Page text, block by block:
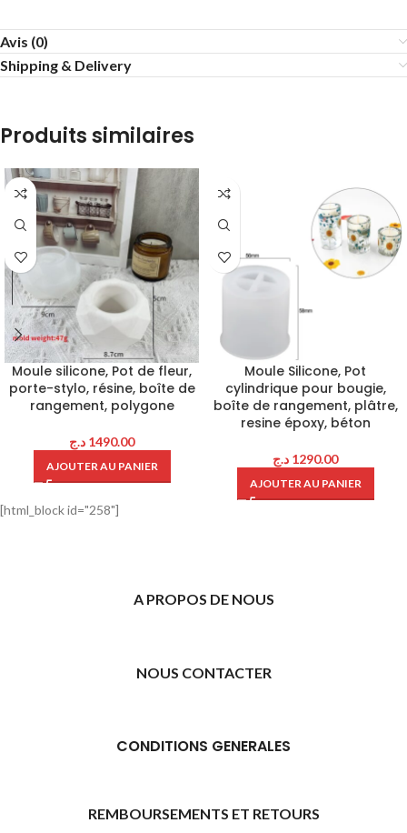
Avis (0)
Shipping & Delivery
Produits similaires
Moule silicone, Pot de fleur,
porte-stylo, résine, boîte de
rangement, polygone
1490.00 د.ج
AJOUTER AU PANIER
Moule Silicone, Pot
cylindrique pour bougie,
boîte de rangement, plâtre,
resine époxy, béton
1290.00 د.ج
AJOUTER AU PANIER
[html_block id="258"]
A PROPOS DE NOUS
NOUS CONTACTER
CONDITIONS GENERALES
REMBOURSEMENTS ET RETOURS